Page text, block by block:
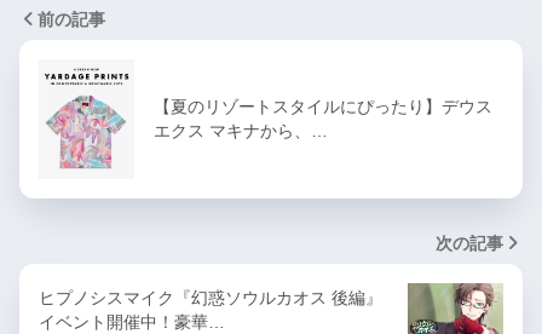
前の記事
【夏のリゾートスタイルにぴったり】デウス
エクス マキナから、…
次の記事
ヒプノシスマイク『幻惑ソウルカオス 後編』
イベント開催中！豪華…